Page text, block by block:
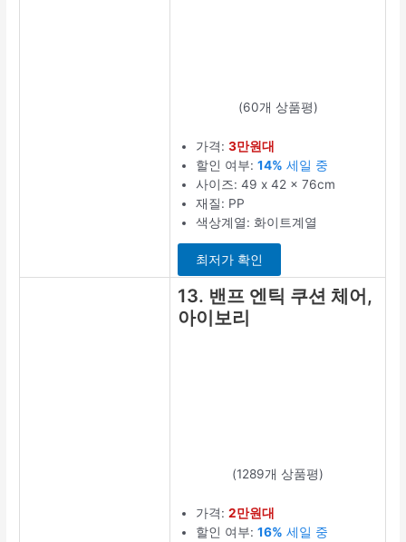
(60개 상품평)
가격:3만원대
할인 여부:14% 세일 중
사이즈: 49 x 42 x 76cm
재질: PP
색상계열: 화이트계열
최저가 확인
13. 밴프 엔틱 쿠션 체어,
아이보리
(1289개 상품평)
가격:2만원대
할인 여부:16% 세일 중